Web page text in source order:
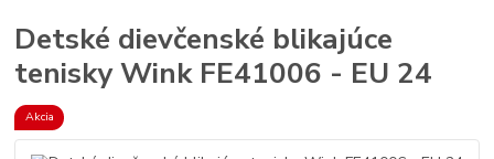
Detské dievčenské blikajúce
tenisky Wink FE41006 - EU 24
Akcia